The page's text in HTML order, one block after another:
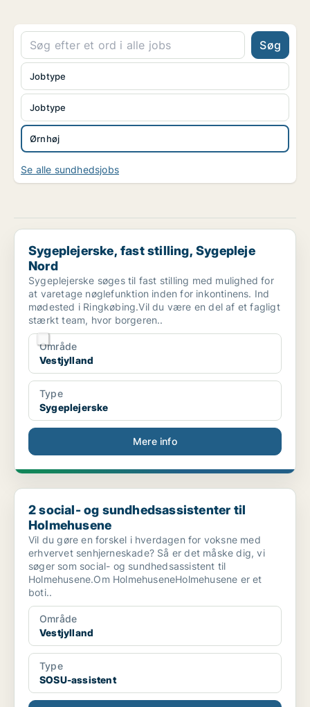
Søg
Jobtype
Ørnhøj
Jobtype
Se alle sundhedsjobs
Sygeplejerske, fast stilling, Sygepleje Nord
Sygeplejerske, fast stilling, Sygepleje
Nord
Sygeplejerske søges til fast stilling med mulighed for
at varetage nøglefunktion inden for inkontinens. Ind
mødested i Ringkøbing.Vil du være en del af et fagligt
stærkt team, hvor borgeren..
Område
Vestjylland
Type
Sygeplejerske
Mere info
2 social- og sundhedsassistenter til Holmehusene
2 social- og sundhedsassistenter til
Holmehusene
Vil du gøre en forskel i hverdagen for voksne med
erhvervet senhjerneskade? Så er det måske dig, vi
søger som social- og sundhedsassistent til
Holmehusene.Om HolmehuseneHolmehusene er et
boti..
Område
Vestjylland
Type
SOSU-assistent